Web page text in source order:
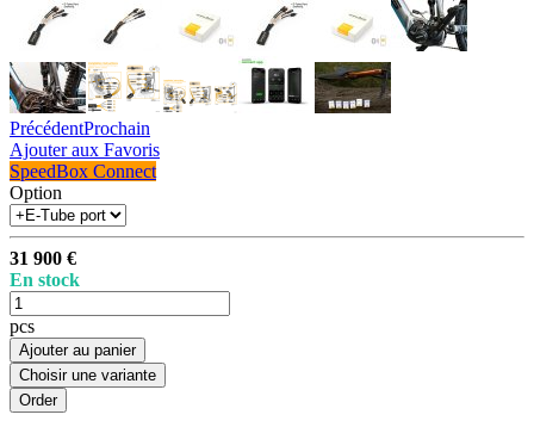
PrécédentProchain
Ajouter aux Favoris
SpeedBox Connect
Option
31 900 €
En stock
pcs
Ajouter au panier
Choisir une variante